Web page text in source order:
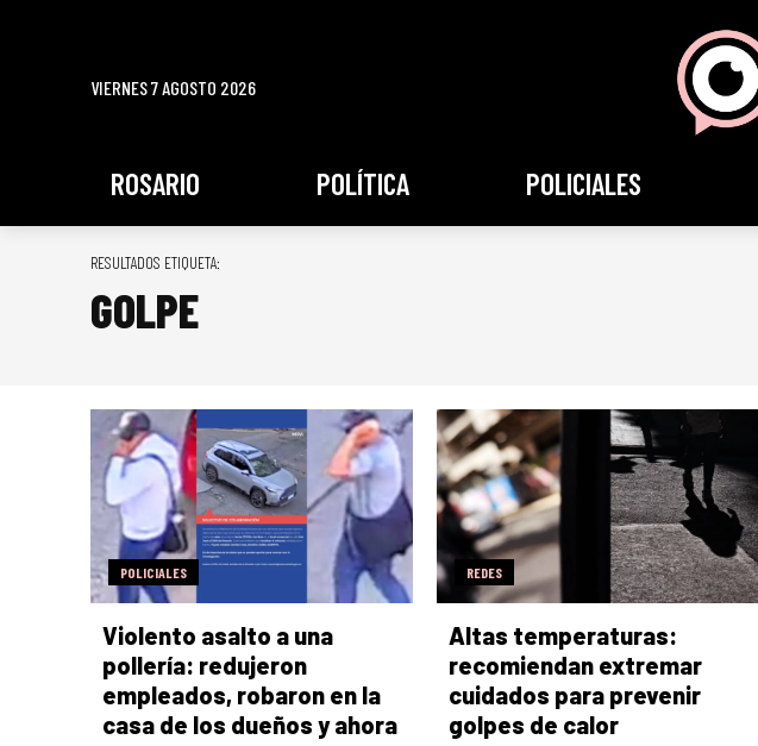
VIERNES 7 AGOSTO 2026
ROSARIO POLÍTICA POLICIALES
RESULTADOS ETIQUETA:
GOLPE
POLICIALES
Violento asalto a una
pollería: redujeron
empleados, robaron en la
casa de los dueños y ahora
REDES
Altas temperaturas:
recomiendan extremar
cuidados para prevenir
golpes de calor